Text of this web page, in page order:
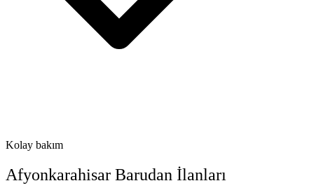
Kolay bakım
Afyonkarahisar Barudan İlanları